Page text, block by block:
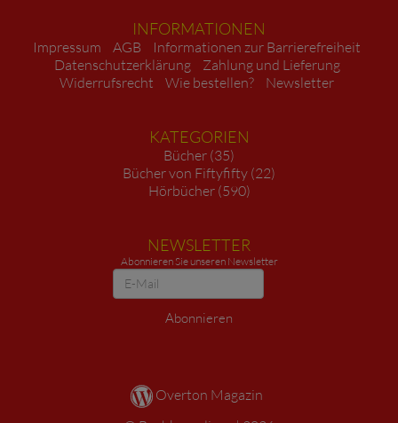
INFORMATIONEN
Impressum AGB
Informationen zur Barrierefreiheit
Datenschutzerklärung
Zahlung und Lieferung
Widerrufsrecht
Wie bestellen? Newsletter
KATEGORIEN
Bücher (35)
Bücher von Fiftyfifty (22)
Hörbücher (590)
NEWSLETTER
Abonnieren Sie unseren Newsletter
Newsletter
Abonnieren
Overton Magazin